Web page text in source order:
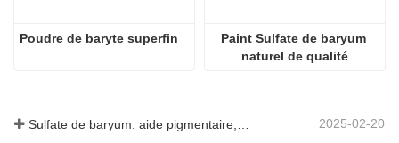
Poudre de baryte superfin
Paint Sulfate de baryum
naturel de qualité
2025-02-20